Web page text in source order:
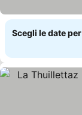
Scegli le date